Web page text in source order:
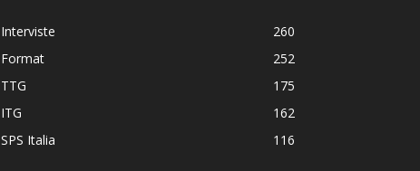
Interviste
260
Format
252
TTG
175
ITG
162
SPS Italia
116